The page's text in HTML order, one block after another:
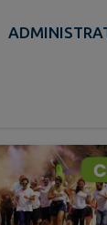
Recherche